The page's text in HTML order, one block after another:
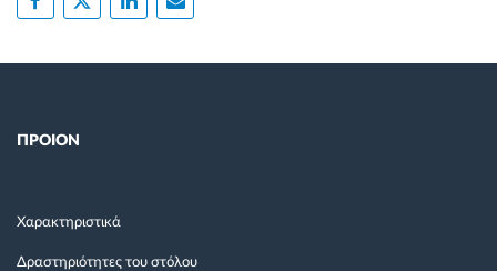
ΠΡΟΙΟΝ
Χαρακτηριστικά
Δραστηριότητες του στόλου